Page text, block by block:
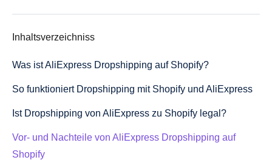
Inhaltsverzeichniss
Was ist AliExpress Dropshipping auf Shopify?
So funktioniert Dropshipping mit Shopify und AliExpress
Ist Dropshipping von AliExpress zu Shopify legal?
Vor- und Nachteile von AliExpress Dropshipping auf
Shopify